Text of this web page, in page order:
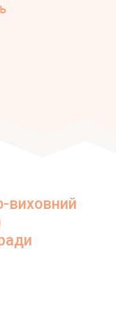
виховний